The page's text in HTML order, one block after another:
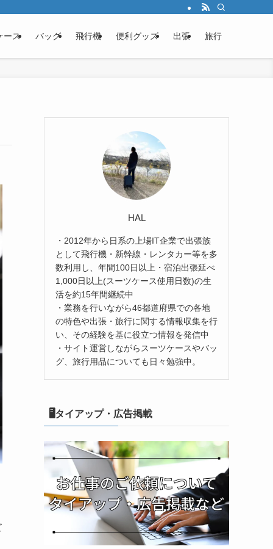
ース バッグ 飛行機 便利グッズ 出張 旅行
HAL
・2012年から日系の上場IT企業で出張族
として飛行機・新幹線・レンタカー等を多
数利用し、年間100日以上・宿泊出張延べ
1,000日以上(スーツケース使用日数)の生
活を約15年間継続中
・業務を行いながら46都道府県での各地
の特色や出張・旅行に関する情報収集を行
い、その経験を基に役立つ情報を発信中
・サイト運営しながらスーツケースやバッ
グ、旅行用品についても日々勉強中。
🖥タイアップ・広告掲載